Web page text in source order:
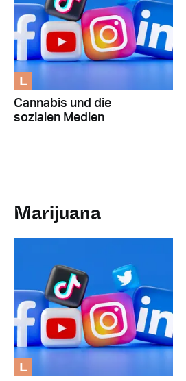
L
Cannabis und die
sozialen Medien
Marijuana
L